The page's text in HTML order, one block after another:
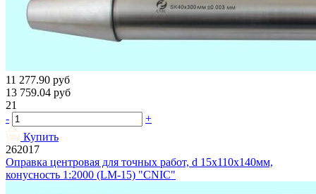
11 277.90 руб
13 759.04 руб
21
-
+
Купить
262017
Оправка центровая для точных работ, d 15х110х140мм,
конусность 1:2000 (LM-15) "CNIC"